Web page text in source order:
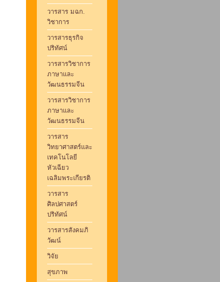
วารสาร มฉก.
วิชาการ
วารสารธุรกิจ
ปริทัศน์
วารสารวิชาการ
ภาษาและ
วัฒนธรรมจีน
วารสารวิชาการ
ภาษาและ
วัฒนธรรมจีน
วารสาร
วิทยาศาสตร์และ
เทคโนโลยี
หัวเฉียว
เฉลิมพระเกียรติ
วารสาร
ศิลปศาสตร์
ปริทัศน์
วารสารสังคมภิ
วัฒน์
วิจัย
สุขภาพ